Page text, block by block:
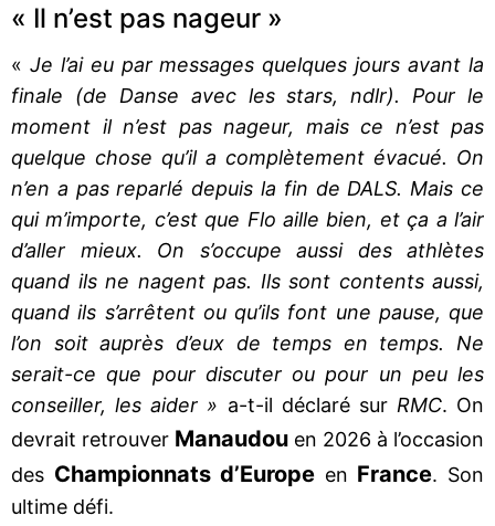
« Il n’est pas nageur »
« Je l’ai eu par messages quelques jours avant la
finale (de Danse avec les stars, ndlr). Pour le
moment il n’est pas nageur, mais ce n’est pas
quelque chose qu’il a complètement évacué. On
n’en a pas reparlé depuis la fin de DALS. Mais ce
qui m’importe, c’est que Flo aille bien, et ça a l’air
d’aller mieux. On s’occupe aussi des athlètes
quand ils ne nagent pas. Ils sont contents aussi,
quand ils s’arrêtent ou qu’ils font une pause, que
l’on soit auprès d’eux de temps en temps. Ne
serait-ce que pour discuter ou pour un peu les
conseiller, les aider » a-t-il déclaré sur RMC. On
devrait retrouver Manaudou en 2026 à l’occasion
des Championnats d’Europe en France. Son
ultime défi.